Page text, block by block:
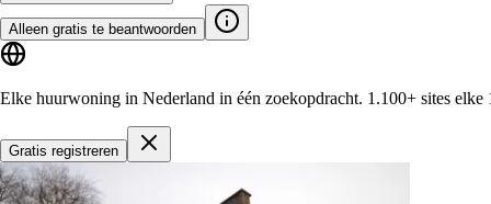
Alleen gratis te beantwoorden
Elke huurwoning in Nederland in één zoekopdracht. 1.100+ sites elke
Gratis registreren